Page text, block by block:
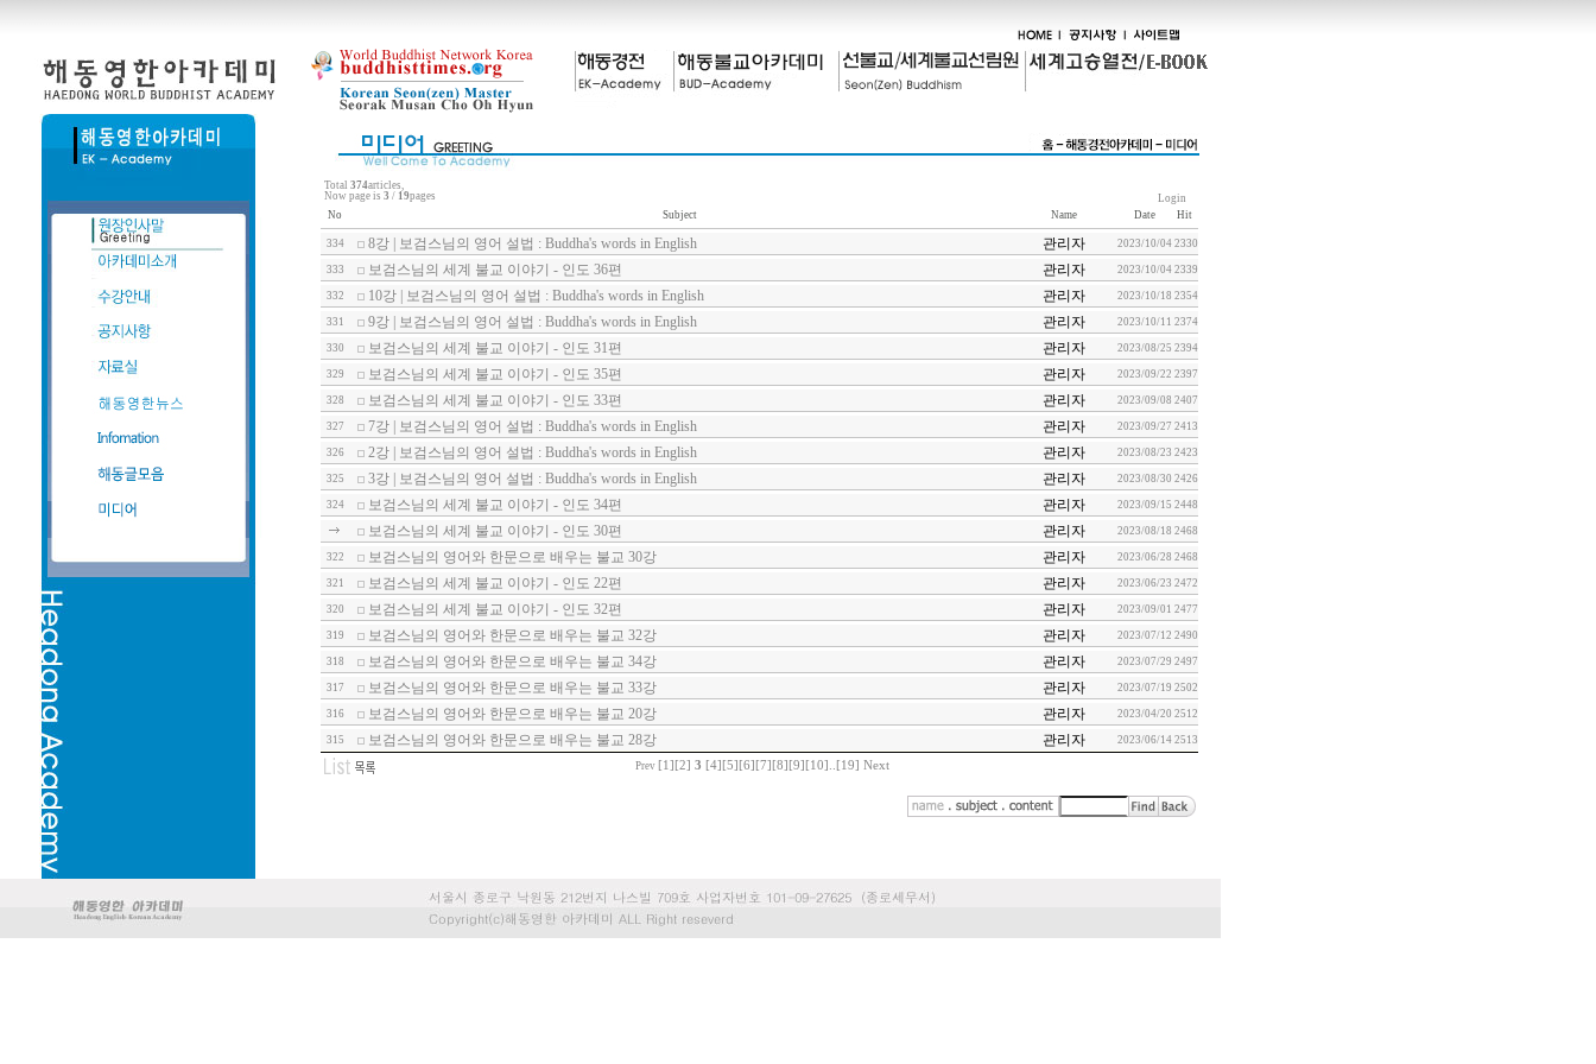
Total 374articles,
Now page is 3 / 19pages
Login
No
Subject Name Date Hit
334 8강 | 보검스님의 영어 설법 : Buddha's words in English 관리자 2023/10/042330
333 보검스님의 세계 불교 이야기 - 인도 36편 관리자 2023/10/042339
332 10강 | 보검스님의 영어 설법 : Buddha's words in English 관리자 2023/10/18 2354
331 9강 | 보검스님의 영어 설법 : Buddha's words in English 관리자 2023/10/11 2374
330 보검스님의 세계 불교 이야기 - 인도 31편 관리자 2023/08/25 2394
329 보검스님의 세계 불교 이야기 - 인도 35편 관리자 2023/09/22 2397
328 보검스님의 세계 불교 이야기 - 인도 33편 관리자 2023/09/08 2407
327 7강 | 보검스님의 영어 설법 : Buddha's words in English 관리자 2023/09/27 2413
326 2강 | 보검스님의 영어 설법 : Buddha's words in English 관리자 2023/08/23 2423
325 3강 | 보검스님의 영어 설법 : Buddha's words in English 관리자 2023/08/30 2426
324 보검스님의 세계 불교 이야기 - 인도 34편 관리자 2023/09/15 2448
보검스님의 세계 불교 이야기 - 인도 30편 관리자 2023/08/18 2468
322 보검스님의 영어와 한문으로 배우는 불교 30강 관리자 2023/06/28 2468
321 보검스님의 세계 불교 이야기 - 인도 22편 관리자 2023/06/23 2472
320 보검스님의 세계 불교 이야기 - 인도 32편 관리자 2023/09/01 2477
319 보검스님의 영어와 한문으로 배우는 불교 32강 관리자 2023/07/12 2490
318 보검스님의 영어와 한문으로 배우는 불교 34강 관리자 2023/07/29 2497
317 보검스님의 영어와 한문으로 배우는 불교 33강 관리자 2023/07/19 2502
316 보검스님의 영어와 한문으로 배우는 불교 20강 관리자 2023/04/20 2512
315 보검스님의 영어와 한문으로 배우는 불교 28강 관리자 2023/06/142513
Prev [1] [2] 3 [4] [5] [6] [7] [8] [9] [10] [19] Next